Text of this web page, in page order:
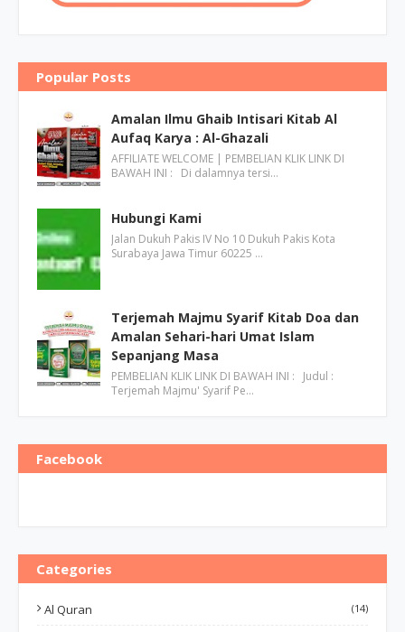
Popular Posts
Amalan Ilmu Ghaib Intisari Kitab Al
Aufaq Karya : Al-Ghazali
AFFILIATE WELCOME | PEMBELIAN KLIK LINK DI
BAWAH INI : Di dalamnya tersi…
Hubungi Kami
Jalan Dukuh Pakis IV No 10 Dukuh Pakis Kota
Surabaya Jawa Timur 60225 …
Terjemah Majmu Syarif Kitab Doa dan
Amalan Sehari-hari Umat Islam
Sepanjang Masa
PEMBELIAN KLIK LINK DI BAWAH INI : Judul :
Terjemah Majmu' Syarif Pe…
Facebook
Categories
Al Quran (14)